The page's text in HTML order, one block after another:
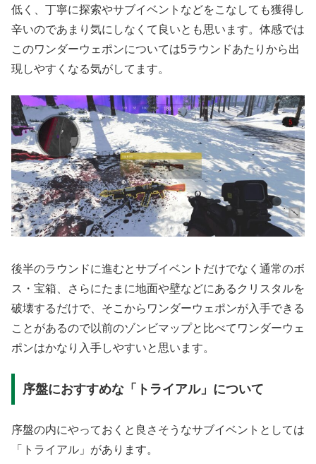
低く、丁寧に探索やサブイベントなどをこなしても獲得し
辛いのであまり気にしなくて良いとも思います。体感では
このワンダーウェポンについては5ラウンドあたりから出
現しやすくなる気がしてます。
後半のラウンドに進むとサブイベントだけでなく通常のボ
ス・宝箱、さらにたまに地面や壁などにあるクリスタルを
破壊するだけで、そこからワンダーウェポンが入手できる
ことがあるので以前のゾンビマップと比べてワンダーウェ
ポンはかなり入手しやすいと思います。
序盤におすすめな「トライアル」について
序盤の内にやっておくと良さそうなサブイベントとしては
「トライアル」があります。